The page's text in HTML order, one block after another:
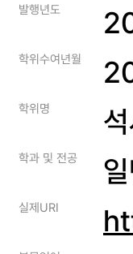
발행년도
학위수여년월
학위명
학과 및 전공
실제URI